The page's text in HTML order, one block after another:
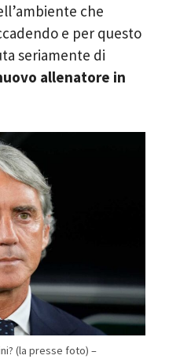
che
e per questo
seriamente di
allenatore in
(la presse foto) –